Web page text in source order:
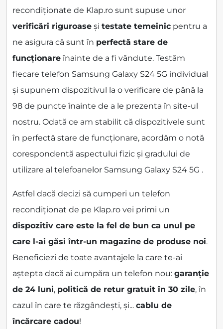
recondiționate de Klap.ro sunt supuse unor
verificări riguroase și testate temeinic pentru a
ne asigura că sunt în perfectă stare de
funcționare înainte de a fi vândute. Testăm
fiecare telefon Samsung Galaxy S24 5G individual
și supunem dispozitivul la o verificare de până la
98 de puncte înainte de a le prezenta în site-ul
nostru. Odată ce am stabilit că dispozitivele sunt
în perfectă stare de funcționare, acordăm o notă
corespondentă aspectului fizic și gradului de
utilizare al telefoanelor Samsung Galaxy S24 5G .
Astfel dacă decizi să cumperi un telefon
recondiționat de pe Klap.ro vei primi un
dispozitiv care este la fel de bun ca unul pe
care l-ai găsi într-un magazine de produse noi.
Beneficiezi de toate avantajele la care te-ai
aștepta dacă ai cumpăra un telefon nou: garanție
de 24 luni, politică de retur gratuit în 30 zile, în
cazul în care te răzgândești, și... cablu de
încărcare cadou!